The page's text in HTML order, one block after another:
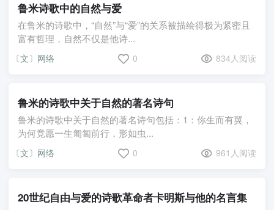
鲁米诗歌中的自然与爱
在鲁米的诗歌中，“自然”与“爱”的关系被描绘得极为紧密且
富有哲理，自然不仅是他诗...
〔文〕网络 0 834人阅读
鲁米的诗歌中关于自然的著名诗句
鲁米的诗歌中关于自然的著名诗句包括：1：你生而有翼，
为何竟愿一生匍匐前行，形如虫...
〔文〕网络 0 961人阅读
20世纪自由与爱的诗歌革命者卡明斯与他的名言集